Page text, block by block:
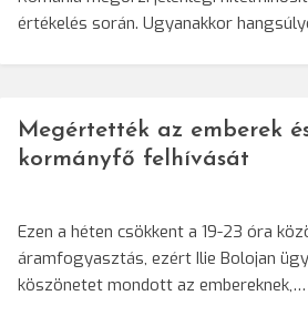
értékelés során. Ugyanakkor
Megértették az emberek
kormányfő felhívását
Ezen a héten csökkent a 19-23 óra
áramfogyasztás, ezért Ilie Bolojan
köszönetet mondott az embereknek,…